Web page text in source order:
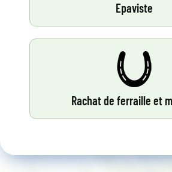
Epaviste
Rachat de ferraille et